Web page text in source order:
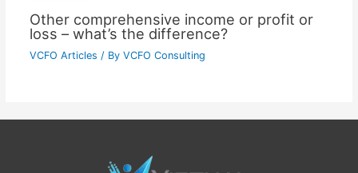
Other comprehensive income or profit or
loss – what’s the difference?
VCFO Articles / By VCFO Consulting